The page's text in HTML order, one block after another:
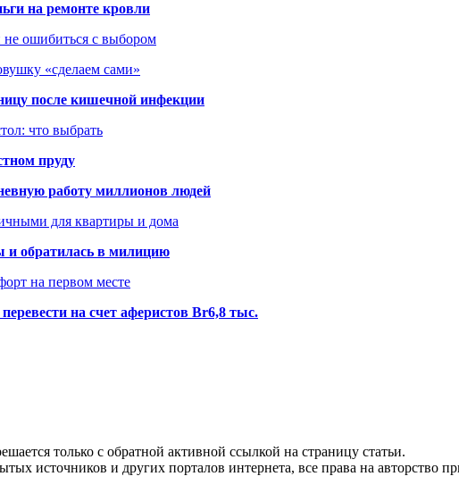
на ремонте кровли
не ошибиться с выбором
«сделаем сами»
после кишечной инфекции
что выбрать
пруду
работу миллионов людей
для квартиры и дома
и обратилась в милицию
на первом месте
на счет аферистов Br6,8 тыс.
только с обратной активной ссылкой на страницу статьи.
источников и других порталов интернета, все права на авторство